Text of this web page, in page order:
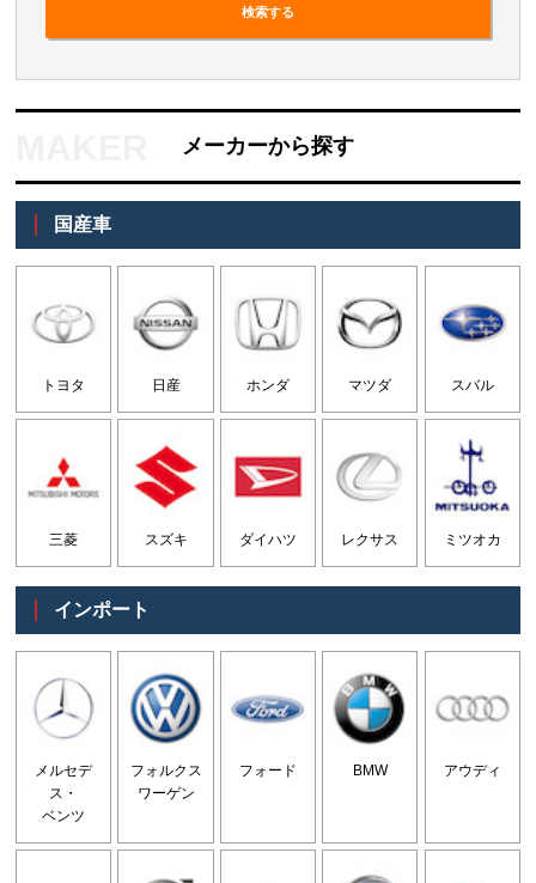
検索する
メーカーから探す
国産車
トヨタ 日産 ホンダ マツダ スバル
三菱 スズキ ダイハツ レクサス ミツオカ
インポート
メルセデ
ス・
ベンツ
フォルクス
ワーゲン
フォード BMW アウディ